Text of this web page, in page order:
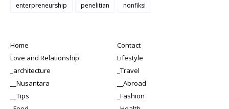
enterpreneurship
penelitian nonfiksi
Home
Contact
Love and Relationship
Lifestyle
_architecture
_Travel
__Nusantara
__Abroad
__Tips
_Fashion